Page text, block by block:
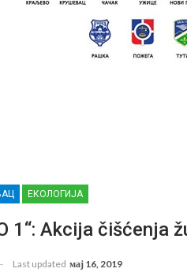
ЕКОЛОГИЈА
1“: Akcija čišćenja
Last updated мај 16, 2019